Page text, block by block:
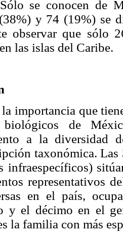
se conocen de
y 74 (19%) se
observar que sólo
las islas del Caribe.
importancia que
biológicos de
a la diversidad
taxonómica.
infraespecíficos)
representativos
en el país,
y el décimo en el
la familia con más